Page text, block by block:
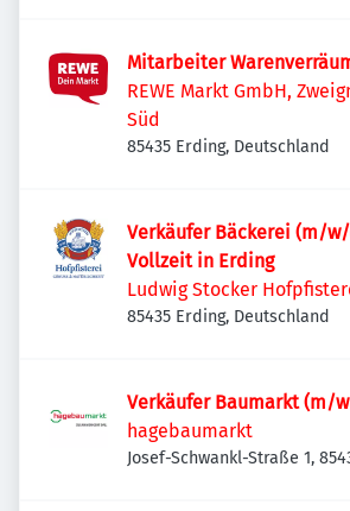
Mitarbeiter
REWE Markt GmbH,
Süd
85435 Erding, Deutschland
Verkäufer Bäckerei (m/
Vollzeit in Erding
Ludwig Stocker
85435 Erding, Deutschland
Verkäufer Baumarkt (m/
hagebaumarkt
Josef-Schwankl-Straße 1,